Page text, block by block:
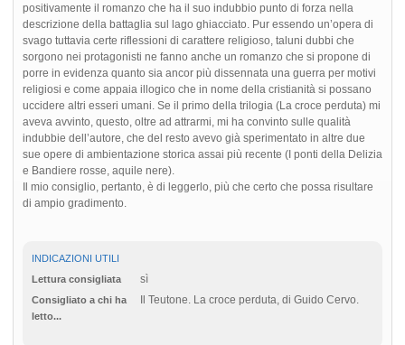
positivamente il romanzo che ha il suo indubbio punto di forza nella
descrizione della battaglia sul lago ghiacciato. Pur essendo un’opera di
svago tuttavia certe riflessioni di carattere religioso, taluni dubbi che
sorgono nei protagonisti ne fanno anche un romanzo che si propone di
porre in evidenza quanto sia ancor più dissennata una guerra per motivi
religiosi e come appaia illogico che in nome della cristianità si possano
uccidere altri esseri umani. Se il primo della trilogia (La croce perduta) mi
aveva avvinto, questo, oltre ad attrarmi, mi ha convinto sulle qualità
indubbie dell’autore, che del resto avevo già sperimentato in altre due
sue opere di ambientazione storica assai più recente (I ponti della Delizia
e Bandiere rosse, aquile nere).
Il mio consiglio, pertanto, è di leggerlo, più che certo che possa risultare
di ampio gradimento.
INDICAZIONI UTILI
Lettura consigliata
sì
Consigliato a chi ha
letto...
Il Teutone. La croce perduta, di Guido Cervo.